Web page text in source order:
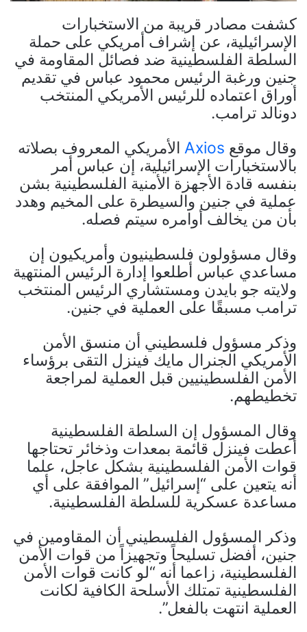
كشفت مصادر قريبة من الاستخبارات
الإسرائيلية، عن إشراف أمريكي على حملة
السلطة الفلسطينية ضد فصائل المقاومة في
جنين ورغبة الرئيس محمود عباس في تقديم
أوراق اعتماده للرئيس الأمريكي المنتخب
دونالد ترامب.
وقال موقع Axios الأمريكي المعروف بصلاته
بالاستخبارات الإسرائيلية، إن عباس أمر
بنفسه قادة الأجهزة الأمنية الفلسطينية بشن
عملية في جنين والسيطرة على المخيم وهدد
بأن من يخالف أوامره سيتم فصله.
وقال مسؤولون فلسطينيون وأمريكيون إن
مساعدي عباس أطلعوا إدارة الرئيس المنتهية
ولايته جو بايدن ومستشاري الرئيس المنتخب
ترامب مسبقًا على العملية في جنين.
وذكر مسؤول فلسطيني أن منسق الأمن
الأمريكي الجنرال مايك فينزل التقى برؤساء
الأمن الفلسطينيين قبل العملية لمراجعة
تخطيطهم.
وقال المسؤول إن السلطة الفلسطينية
أعطت فينزل قائمة بمعدات وذخائر تحتاجها
قوات الأمن الفلسطينية بشكل عاجل، علما
أنه يتعين على “إسرائيل” الموافقة على أي
مساعدة عسكرية للسلطة الفلسطينية.
وذكر المسؤول الفلسطيني أن المقاومين في
جنين، أفضل تسليحاً وتجهيزاً من قوات الأمن
الفلسطينية، زاعما أنه “لو كانت قوات الأمن
الفلسطينية تمتلك الأسلحة الكافية لكانت
العملية انتهت بالفعل”.